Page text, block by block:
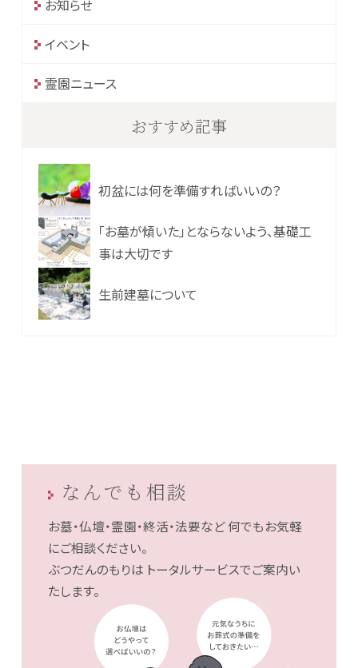
ビ
ー
ン
お知らせ
イベント
霊園ニュース
おすすめ記事
初盆には何を準備すればいいの？
「お墓が傾いた」とならないよう、基礎工
事は大切です
生前建墓について
なんでも相談
お墓・仏壇・霊園・終活・法要など何でもお気軽
にご相談ください。
ぶつだんのもりは トータルサービスでご案内い
たします。